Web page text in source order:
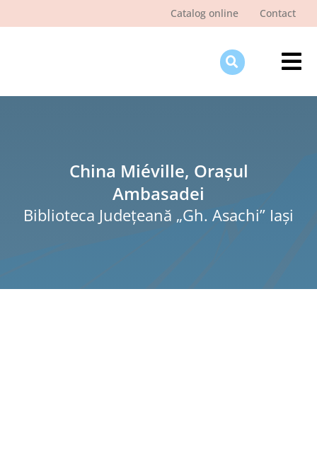
Catalog online Contact
China Miéville, Orașul
Ambasadei
Biblioteca Judeţeană „Gh. Asachi” Iaşi